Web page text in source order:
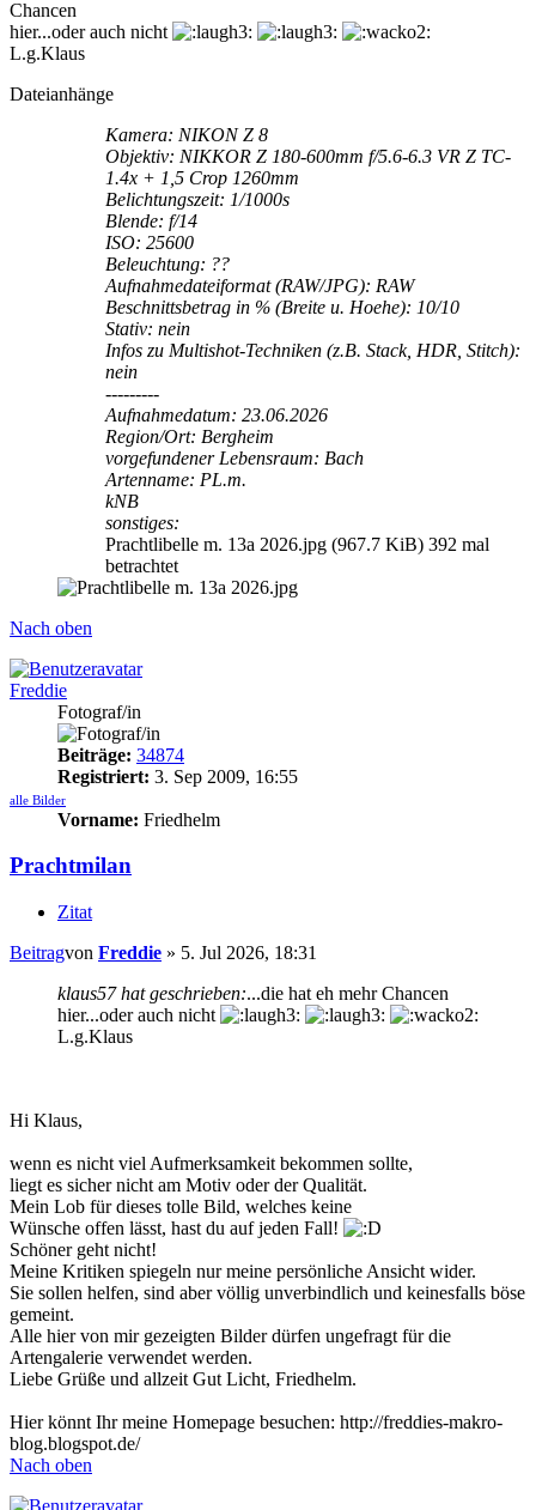
Chancen
hier...oder auch nicht
L.g.Klaus
Dateianhänge
Kamera: NIKON Z 8
Objektiv: NIKKOR Z 180-600mm f/5.6-6.3 VR Z TC-
1.4x + 1,5 Crop 1260mm
Belichtungszeit: 1/1000s
Blende: f/14
ISO: 25600
Beleuchtung: ??
Aufnahmedateiformat (RAW/JPG): RAW
Beschnittsbetrag in % (Breite u. Hoehe): 10/10
Stativ: nein
Infos zu Multishot-Techniken (z.B. Stack, HDR, Stitch):
nein
---------
Aufnahmedatum: 23.06.2026
Region/Ort: Bergheim
vorgefundener Lebensraum: Bach
Artenname: PL.m.
kNB
sonstiges:
Prachtlibelle m. 13a 2026.jpg (967.7 KiB) 392 mal
betrachtet
Nach oben
Freddie
Fotograf/in
Beiträge: 34874
Registriert: 3. Sep 2009, 16:55
alle Bilder
Vorname: Friedhelm
Prachtmilan
Zitat
Beitragvon Freddie » 5. Jul 2026, 18:31
klaus57 hat geschrieben:...die hat eh mehr Chancen
hier...oder auch nicht
L.g.Klaus
Hi Klaus,
wenn es nicht viel Aufmerksamkeit bekommen sollte,
liegt es sicher nicht am Motiv oder der Qualität.
Mein Lob für dieses tolle Bild, welches keine
Wünsche offen lässt, hast du auf jeden Fall!
Schöner geht nicht!
Meine Kritiken spiegeln nur meine persönliche Ansicht wider.
Sie sollen helfen, sind aber völlig unverbindlich und keinesfalls böse
gemeint.
Alle hier von mir gezeigten Bilder dürfen ungefragt für die
Artengalerie verwendet werden.
Liebe Grüße und allzeit Gut Licht, Friedhelm.
Hier könnt Ihr meine Homepage besuchen: http://freddies-makro-
blog.blogspot.de/
Nach oben